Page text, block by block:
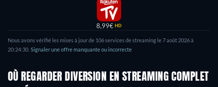
8,99€ HD
Nous avons vérifié les mises à jour de 106services de streaming le7 août 2026à
20:24:30 Signaler une offre manquante ou incorrecte
OÙ REGARDER DIVERSION EN STREAMING COMPLET